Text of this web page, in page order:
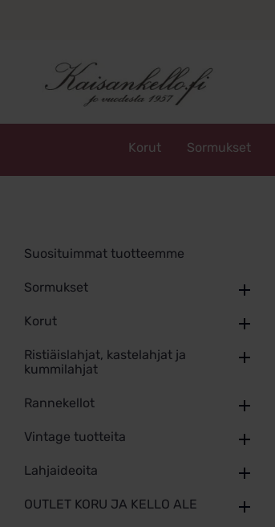
Korut Sormukset
Suosituimmat tuotteemme
Sormukset
Korut
Ristiäislahjat, kastelahjat ja
kummilahjat
Rannekellot
Vintage tuotteita
Lahjaideoita
OUTLET KORU JA KELLO ALE